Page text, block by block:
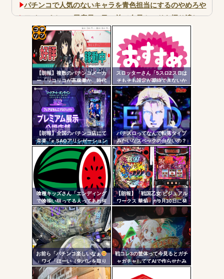
パチンコで人気のないキャラを青色担当にするのやめろや
ワイ、パチンコ屋店員の目の前で会員カードを握り潰し
「今までありがとう」と...
無職のパチンコカス(22)なんやが、ワイの人生どれくらい
ヤバいか教えて？...
AngelBeats!とかいうクソアニメの思い出ｗｗｗ
Powered by livedoor 相互RSS
【朗報】複数のパチンコメーカ
ー「リコリコが高稼働か…時代
はライトミドルだ！」
スロッターさん「5スロ2スロは
そもそも設定が期待できないか
らやるもんじゃない」
【朗報】全国のパチンコ店にて
京楽「e SAOアリシゼーション
夜空」のデモ機プレミアム展示
が始まる！SAOファンは急
げ！！！
パチスロってなんで転落タイプ
みたいなスペックの台ないの？
喰種キッズさん「エンディング
で喰揃い狙ってる人ってあれ何
の意味があるの？」
【朗報】「戦国乙女 ビジュアル
ワークス 華焔」が9月30日に発
売決定！定価3980円、P戦国乙
女7・L戦国乙女5・グッズなどの
アートワーク集
お前ら「パチンコ楽しいなぁ
」ワイ「ほーい（先バレを取り
上げる）」
戦コレ3の筐体って今見るとガチ
ャガチャしててAIで作らせたみ
たいだよな
コテ
リン
- 固
定リ
ンク
自動
更新
ツー
ル